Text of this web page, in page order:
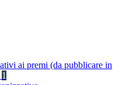
ai premi (da pubblicare in
1